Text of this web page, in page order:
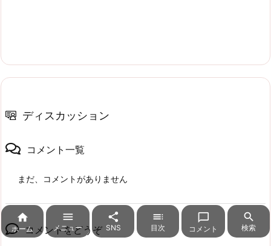
ディスカッション
コメント一覧
まだ、コメントがありません
コメントをどうぞ

ホーム

メニュー

SNS

目次

コメント

検索